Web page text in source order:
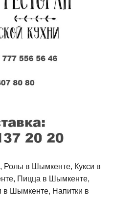
в Шымкенте, Кукси в
Пицца в Шымкенте,
Шымкенте, Напитки в